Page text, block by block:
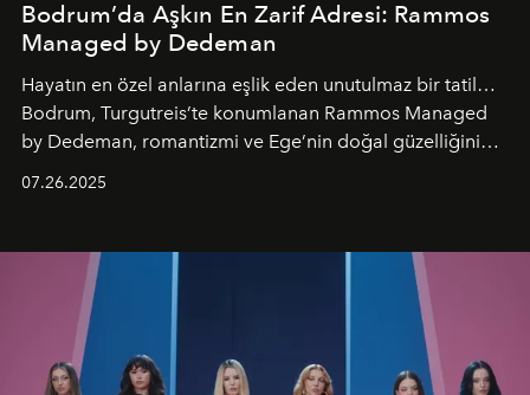
Bodrum’da Aşkın En Zarif Adresi: Rammos
Managed by Dedeman
Hayatın en özel anlarına eşlik eden unutulmaz bir tatil…
Bodrum, Turgutreis’te konumlanan Rammos Managed
by Dedeman, romantizmi ve Ege’nin doğal güzelliğini
07.26.2025